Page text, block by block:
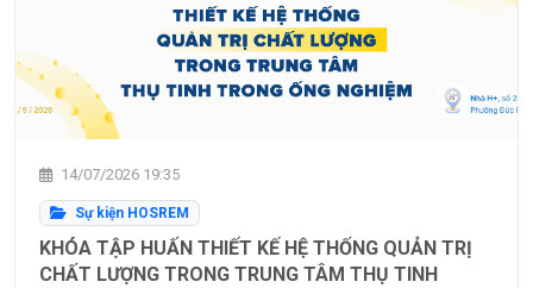
14/07/2026 19:35
Sự kiện HOSREM
KHÓA TẬP HUẤN THIẾT KẾ HỆ THỐNG QUẢN TRỊ
CHẤT LƯỢNG TRONG TRUNG TÂM THỤ TINH